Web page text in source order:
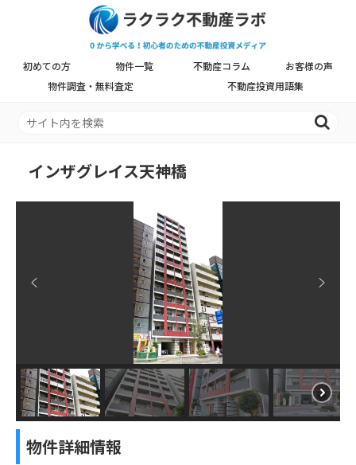
初めての方 物件一覧 不動産コラム
お客様の声
物件調査・無料査定
不動産投資用語集
インザグレイス天神橋
物件詳細情報